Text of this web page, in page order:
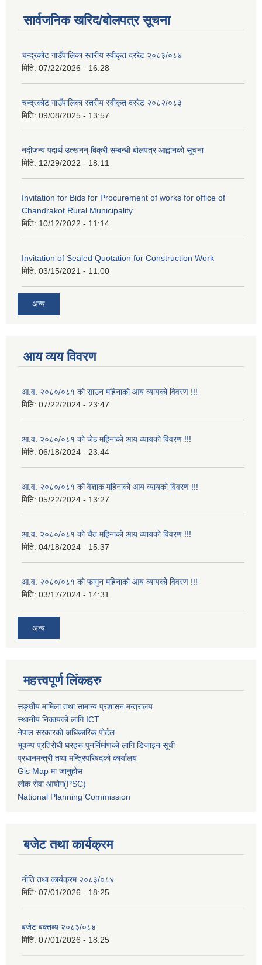
सार्वजनिक खरिद/बोलपत्र सूचना
चन्द्रकोट गाउँपालिका स्तरीय स्वीकृत दररेट २०८३/०८४
मिति: 07/22/2026 - 16:28
चन्द्रकोट गाउँपालिका स्तरीय स्वीकृत दररेट २०८२/०८३
मिति: 09/08/2025 - 13:57
नदीजन्य पदार्थ उत्खनन् बिक्री सम्बन्धी बोलपत्र आह्वानको सूचना
मिति: 12/29/2022 - 18:11
Invitation for Bids for Procurement of works for office of
Chandrakot Rural Municipality
मिति: 10/12/2022 - 11:14
Invitation of Sealed Quotation for Construction Work
मिति: 03/15/2021 - 11:00
अन्य
आय व्यय विवरण
आ.व. २०८०/०८१ को साउन महिनाको आय व्यायको विवरण !!!
मिति: 07/22/2024 - 23:47
आ.व. २०८०/०८१ को जेठ महिनाको आय व्यायको विवरण !!!
मिति: 06/18/2024 - 23:44
आ.व. २०८०/०८१ को वैशाक महिनाको आय व्यायको विवरण !!!
मिति: 05/22/2024 - 13:27
आ.व. २०८०/०८१ को चैत महिनाको आय व्यायको विवरण !!!
मिति: 04/18/2024 - 15:37
आ.व. २०८०/०८१ को फागुन महिनाको आय व्यायको विवरण !!!
मिति: 03/17/2024 - 14:31
अन्य
महत्त्वपूर्ण लिंकहरु
सङ्घीय मामिला तथा सामान्य प्रशासन मन्त्रालय
स्थानीय निकायको लागि ICT
नेपाल सरकारको अधिकारिक पोर्टल
भूकम्प प्रतिरोधी घरहरू पुनर्निर्माणको लागि डिजाइन सूची
प्रधानमन्त्री तथा मन्त्रिपरिषदको कार्यालय
Gis Map मा जानुहोस
लोक सेवा आयोग(PSC)
National Planning Commission
बजेट तथा कार्यक्रम
नीति तथा कार्यक्रम २०८३/०८४
मिति: 07/01/2026 - 18:25
बजेट बक्तब्य २०८३/०८४
मिति: 07/01/2026 - 18:25